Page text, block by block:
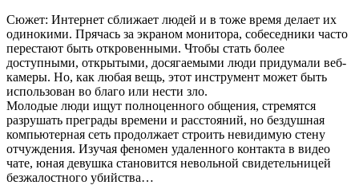
Сюжет: Интернет сближает людей и в тоже время делает их
одинокими. Прячась за экраном монитора, собеседники часто
перестают быть откровенными. Чтобы стать более
доступными, открытыми, досягаемыми люди придумали веб-
камеры. Но, как любая вещь, этот инструмент может быть
использован во благо или нести зло.
Молодые люди ищут полноценного общения, стремятся
разрушать преграды времени и расстояний, но бездушная
компьютерная сеть продолжает строить невидимую стену
отчуждения. Изучая феномен удаленного контакта в видео
чате, юная девушка становится невольной свидетельницей
безжалостного убийства…